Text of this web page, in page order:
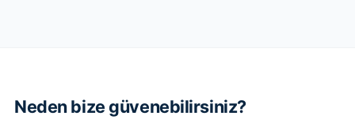
Neden bize güvenebilirsiniz?